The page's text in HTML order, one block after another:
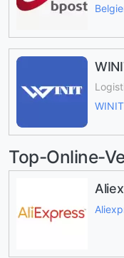
Top-Online-